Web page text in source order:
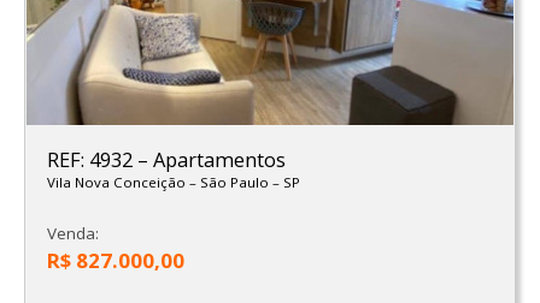
REF: 4932 – Apartamentos
Vila Nova Conceição – São Paulo – SP
Venda:
R$ 827.000,00